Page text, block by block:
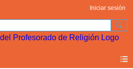
Iniciar sesión